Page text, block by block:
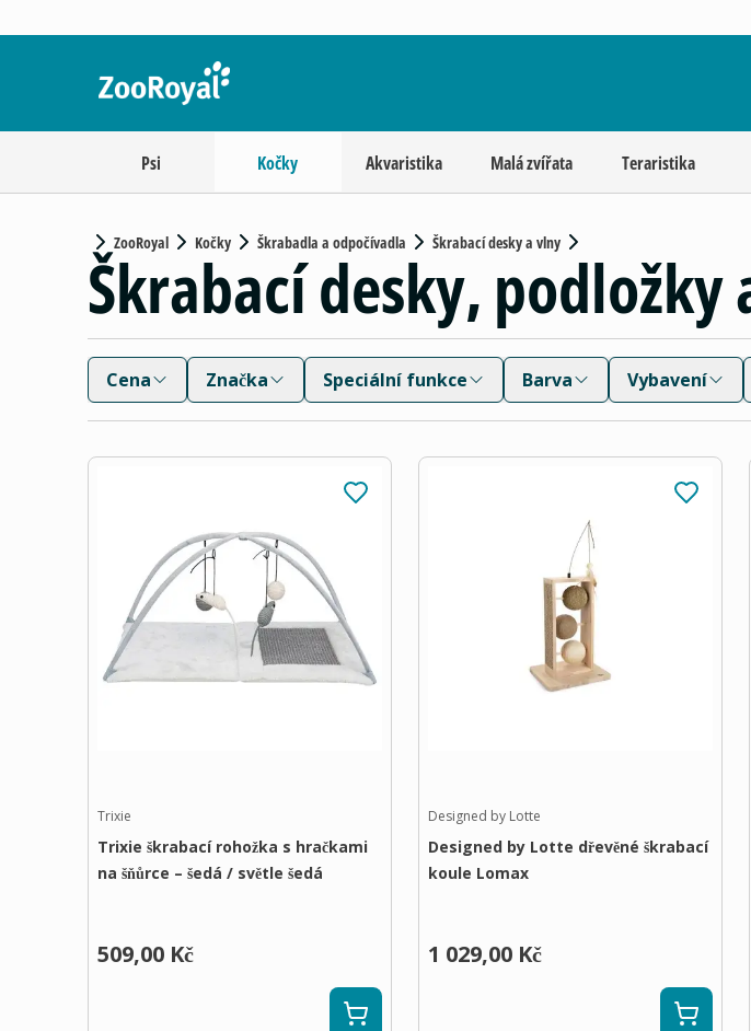
Psi Kočky Akvaristika Malá zvířata Teraristika
ZooRoyal Kočky Škrabadla a odpočívadla Škrabací desky a vlny
Škrabací desky,
Cena Značka Speciální funkce Barva Vybavení
Trixie
Trixie škrabací rohožka s hračkami
na šňůrce – šedá / světle šedá
509,00 Kč
Designed by Lotte
Designed by Lotte dřevěné škrabací
koule Lomax
1 029,00 Kč